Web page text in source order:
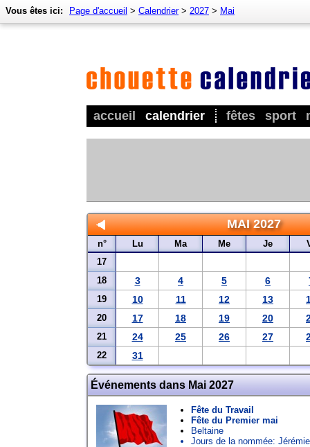
accueil calendrier fêtes sport
Vous êtes ici: Page d'accueil > Calendrier> 2027 > Mai
MAI 2027
n° Lu Ma Me Je
17
18
3 4 5 6
19 10 11 12 13
20 17 18 19 20
21 24 25 26 27
22 31
Événements dans Mai 2027
Fête du Travail
Fête du Premier mai
Beltaine
Jours de la nommée: Jérémie